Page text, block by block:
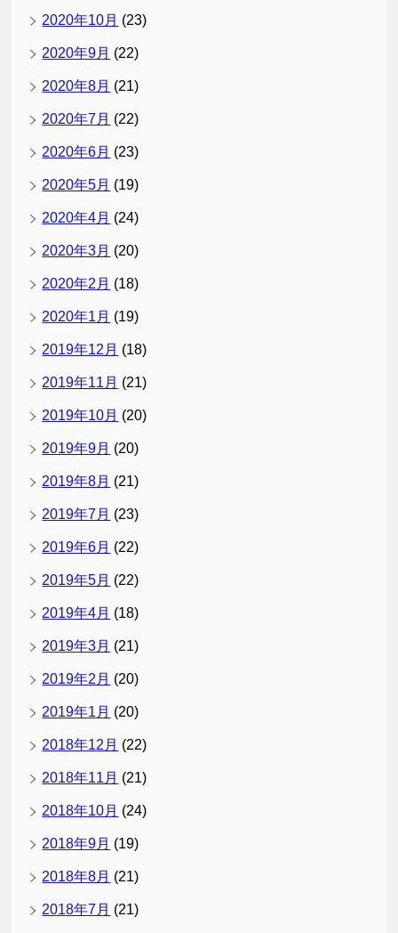
2020年10月 (23)
2020年9月 (22)
2020年8月 (21)
2020年7月 (22)
2020年6月 (23)
2020年5月 (19)
2020年4月 (24)
2020年3月 (20)
2020年2月 (18)
2020年1月 (19)
2019年12月 (18)
2019年11月 (21)
2019年10月 (20)
2019年9月 (20)
2019年8月 (21)
2019年7月 (23)
2019年6月 (22)
2019年5月 (22)
2019年4月 (18)
2019年3月 (21)
2019年2月 (20)
2019年1月 (20)
2018年12月 (22)
2018年11月 (21)
2018年10月 (24)
2018年9月 (19)
2018年8月 (21)
2018年7月 (21)